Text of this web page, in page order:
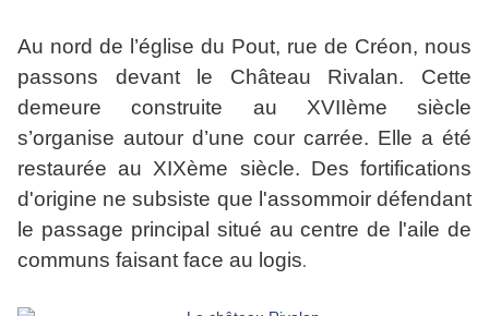
Au nord de l’église du Pout, rue de Créon, nous
passons devant le Château Rivalan. Cette
demeure construite au XVIIème siècle
s’organise autour d’une cour carrée. Elle a été
restaurée au XIXème siècle. Des fortifications
d'origine ne subsiste que l'assommoir défendant
le passage principal situé au centre de l'aile de
communs faisant face au logis.